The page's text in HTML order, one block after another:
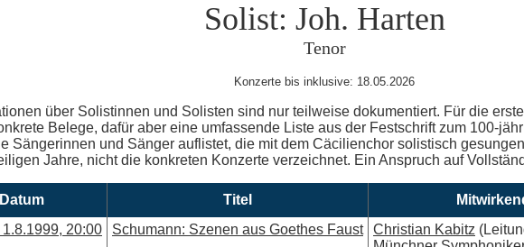
Solist: Joh. Harten
Tenor
Konzerte bis inklusive: 18.05.2026
über Solistinnen und Solisten sind nur teilweise dokumentiert. Für die
Belege, dafür aber eine umfassende Liste aus der Festschrift zum 100-
Sängerinnen und Sänger auflistet, die mit dem Cäcilienchor solistisch
Jahre, nicht die konkreten Konzerte verzeichnet. Ein Anspruch auf
Datum Titel
20:00
Schumann: Szenen aus Goethes Faust Christian Kabitz